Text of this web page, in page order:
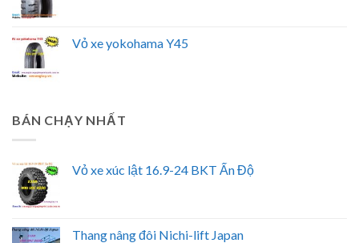
Vỏ xe yokohama Y45
BÁN CHẠY NHẤT
Vỏ xe xúc lật 16.9-24 BKT Ấn Độ
Thang nâng đôi Nichi-lift Japan